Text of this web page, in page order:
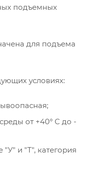
подъемных
для подъема
условиях:
от +40° С до -
и "Т", категория